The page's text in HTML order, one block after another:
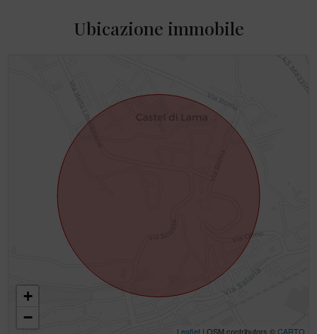
Ubicazione immobile
+
−
Leaflet| OSM contributors ©CARTO